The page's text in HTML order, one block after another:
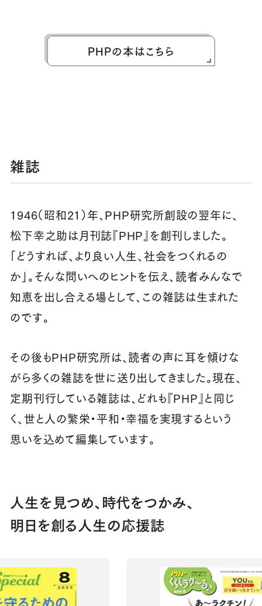
PHPの本はこちら
雑誌
1946（昭和21）年、PHP研究所創設の翌年に、
松下幸之助は月刊誌『PHP』を創刊しました。
「どうすれば、より良い人生、社会をつくれるの
か」。そんな問いへのヒントを伝え、読者みんなで
知恵を出し合える場として、この雑誌は生まれた
のです。
その後もPHP研究所は、読者の声に耳を傾けな
がら多くの雑誌を世に送り出してきました。現在、
定期刊行している雑誌は、どれも『PHP』と同じ
く、世と人の繁栄・平和・幸福を実現するという
思いを込めて編集しています。
人生を見つめ、時代をつかみ、
明日を創る人生の応援誌